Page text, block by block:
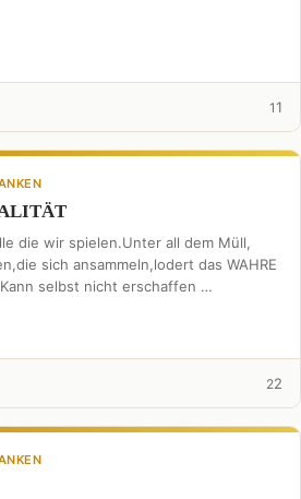
11
die wir spielen.Unter all dem Müll,
sich ansammeln,lodert das WAHRE
selbst nicht erschaffen …
22